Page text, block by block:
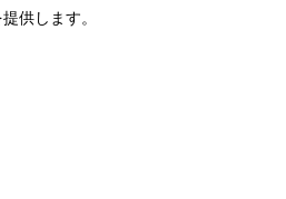
供します。